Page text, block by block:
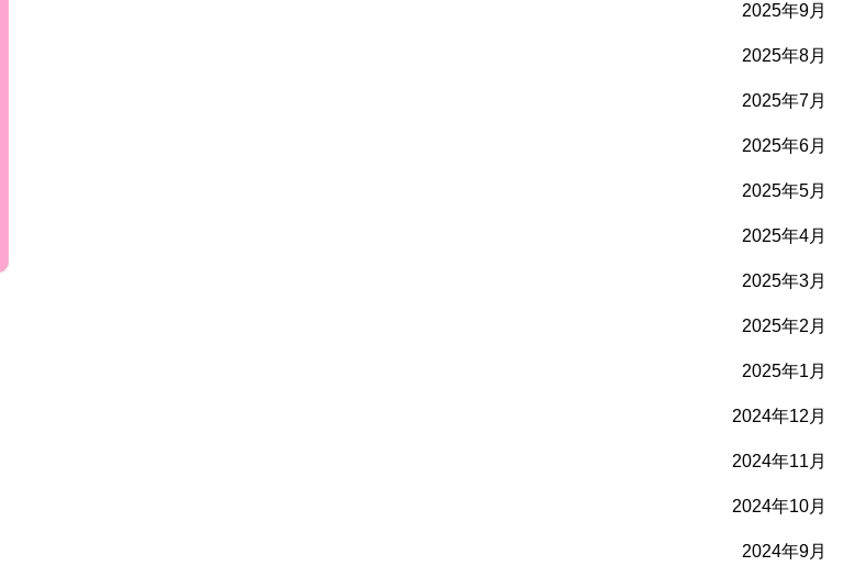
2025年9月
2025年8月
2025年7月
2025年6月
2025年5月
2025年4月
2025年3月
2025年2月
2025年1月
2024年12月
2024年11月
2024年10月
2024年9月